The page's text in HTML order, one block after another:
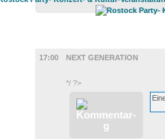
17:00
NEXT GENERATION
*/ ?>